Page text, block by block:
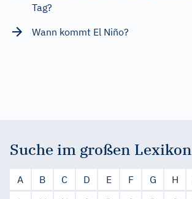
Tag?
Wann kommt El Niño?
Suche im großen Lexikon
A B C D E F G H